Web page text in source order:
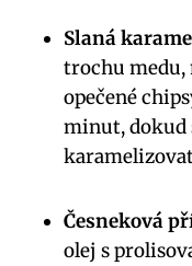
Slaná
trochu medu,
opečené
minut, dokud
Česneková
olej s